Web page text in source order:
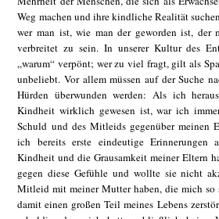
Weg machen und ihre kindliche Realität
wer man ist, wie man der geworden ist, der
verbreitet zu sein. In unserer Kultur des
„warum“ verpönt; wer zu viel fragt, gilt als
unbeliebt. Vor allem müssen auf der Suche
Hürden überwunden werden: Als ich
Kindheit wirklich gewesen ist, war ich
Schuld und des Mitleids gegenüber meinen
ich bereits erste eindeutige Erinnerungen
Kindheit und die Grausamkeit meiner Eltern
gegen diese Gefühle und wollte sie nicht
Mitleid mit meiner Mutter haben, die mich so
damit einen großen Teil meines Lebens